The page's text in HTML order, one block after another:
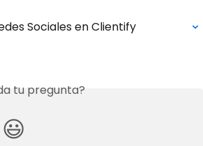
Sociales en Clientify
tu pregunta?
😃